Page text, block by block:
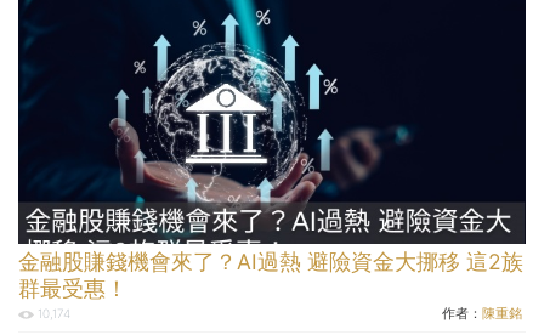
金融股賺錢機會來了？AI過熱 避險資金大挪移 這2族
群最受惠！
10,174 作者： 陳重銘